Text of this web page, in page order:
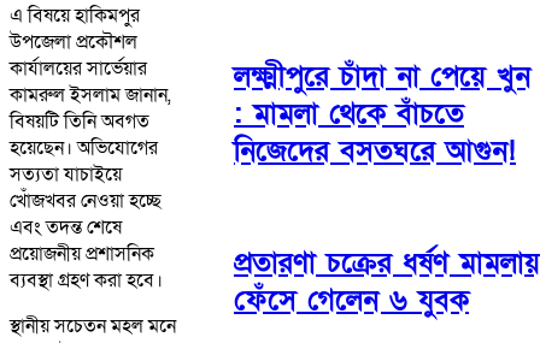
এ বিষয়ে হাকিমপুর
উপজেলা প্রকৌশল
কার্যালয়ের সার্ভেয়ার
কামরুল ইসলাম জানান,
বিষয়টি তিনি অবগত
হয়েছেন। অভিযোগের
সত্যতা যাচাইয়ে
খোঁজখবর নেওয়া হচ্ছে
এবং তদন্ত শেষে
প্রয়োজনীয় প্রশাসনিক
ব্যবস্থা গ্রহণ করা হবে।
স্থানীয় সচেতন মহল মনে
লক্ষ্মীপুরে চাঁদা না পেয়ে খুন
: মামলা থেকে বাঁচতে
নিজেদের বসতঘরে আগুন!
প্রতারণা চক্রের ধর্ষণ মামলায়
ফেঁসে গেলেন ৬ যুবক